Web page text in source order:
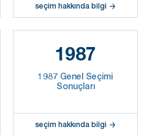
seçim hakkında bilgi
1987
1987 Genel Seçimi
Sonuçları
seçim hakkında bilgi